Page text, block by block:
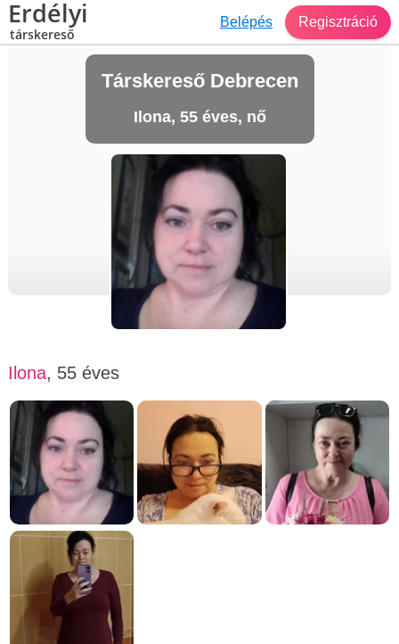
Erdélyi
társkereső
Belépés Regisztráció
Társkereső Debrecen
Ilona, 55 éves, nő
Ilona, 55 éves